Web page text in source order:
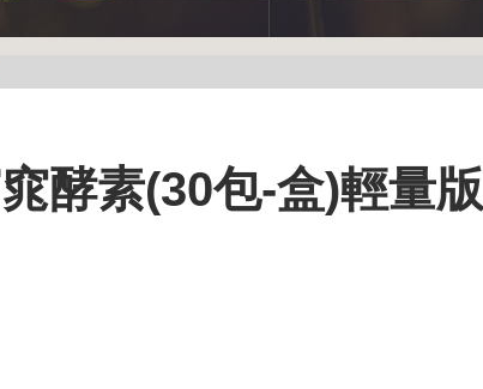
酵素(30包-盒)輕量版